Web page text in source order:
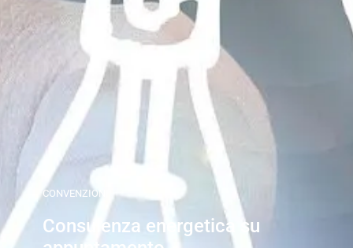
CONVENZIONI
Consulenza energetica su